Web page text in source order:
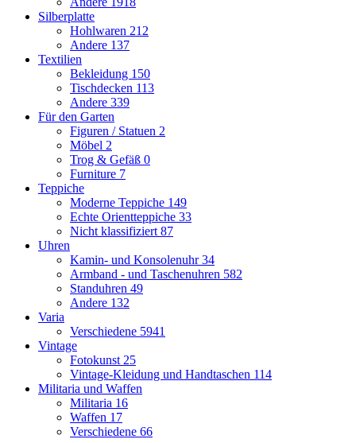
Silberplatte
Hohlwaren 212
Andere 137
Textilien
Bekleidung 150
Tischdecken 113
Andere 339
Für den Garten
Figuren / Statuen 2
Möbel 2
Trog & Gefäß 0
Furniture 7
Teppiche
Moderne Teppiche 149
Echte Orientteppiche 33
Nicht klassifiziert87
Uhren
Kamin- und Konsolenuhr34
Armband - und Taschenuhren 582
Standuhren 49
Andere 132
Varia
Verschiedene 5941
Vintage
Fotokunst25
Vintage-Kleidung und Handtaschen 114
Militaria und Waffen
Militaria 16
Waffen 17
Verschiedene 66